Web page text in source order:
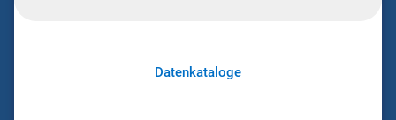
Datenkataloge